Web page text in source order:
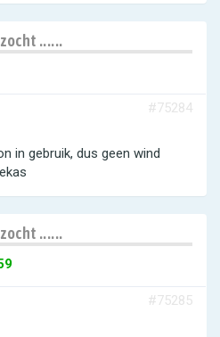
......
#75284
in gebruik, dus geen wind
......
#75285